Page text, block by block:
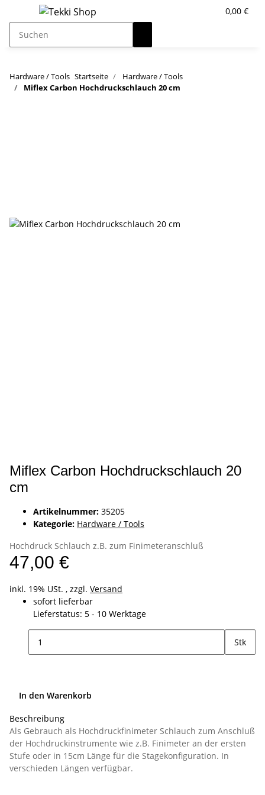
0,00 €
Hardware / Tools Startseite
Hardware / Tools
Miflex Carbon Hochdruckschlauch 20 cm
Miflex Carbon Hochdruckschlauch 20
cm
Artikelnummer: 35205
Kategorie: Hardware / Tools
Hochdruck Schlauch z.B. zum Finimeteranschluß
47,00 €
inkl. 19% USt. , zzgl. Versand
sofort lieferbar
Lieferstatus: 5 - 10 Werktage
Stk
In den Warenkorb
Beschreibung
Als Gebrauch als Hochdruckfinimeter Schlauch zum Anschluß
der Hochdruckinstrumente wie z.B. Finimeter an der ersten
Stufe oder in 15cm Länge für die Stagekonfiguration. In
verschieden Längen verfügbar.